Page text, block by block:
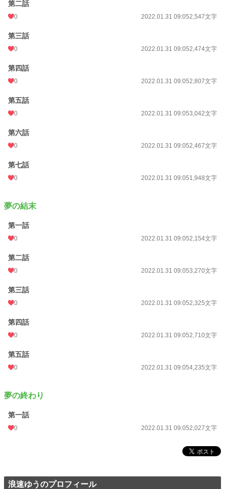
第二話
0 2022.01.31 09:052,547文字
第三話
0 2022.01.31 09:052,474文字
第四話
0 2022.01.31 09:052,807文字
第五話
0 2022.01.31 09:053,042文字
第六話
0 2022.01.31 09:052,467文字
第七話
0 2022.01.31 09:051,948文字
夢の結末
第一話
0 2022.01.31 09:052,154文字
第二話
0 2022.01.31 09:053,270文字
第三話
0 2022.01.31 09:052,325文字
第四話
0 2022.01.31 09:052,710文字
第五話
0 2022.01.31 09:054,235文字
夢の終わり
第一話
0 2022.01.31 09:052,027文字
浪速ゆうのプロフィール